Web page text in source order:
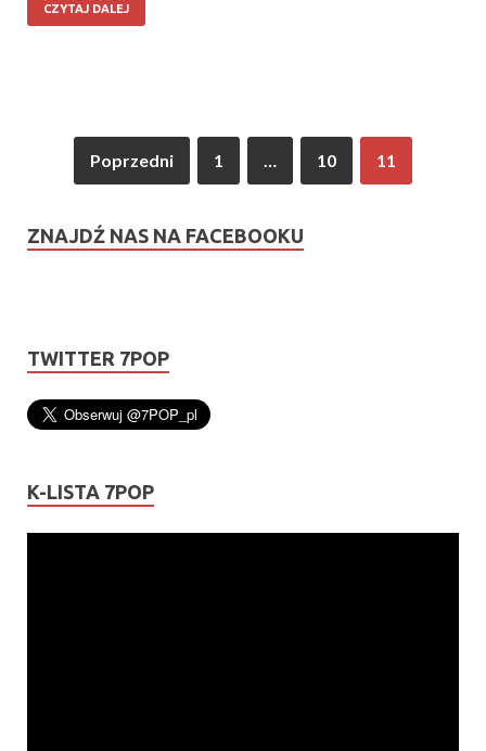
CZYTAJ DALEJ
Poprzedni 1 … 10 11
ZNAJDŹ NAS NA FACEBOOKU
TWITTER 7POP
K-LISTA 7POP